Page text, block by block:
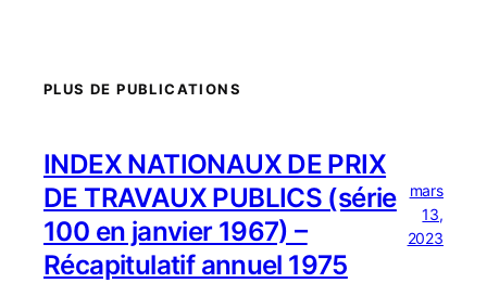
PLUS DE PUBLICATIONS
INDEX NATIONAUX DE PRIX
DE TRAVAUX PUBLICS (série
100 en janvier 1967) –
Récapitulatif annuel 1975
mars
13,
2023